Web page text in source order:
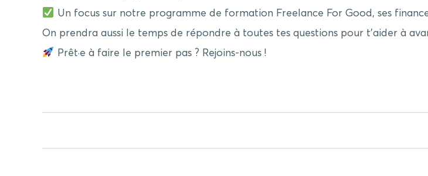
Un focus sur notre programme de formation Freelance For Good, ses
On prendra aussi le temps de répondre à toutes tes questions pour t’aider à
Prêt·e à faire le premier pas ? Rejoins-nous !